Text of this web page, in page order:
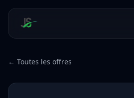
← Toutes les offres